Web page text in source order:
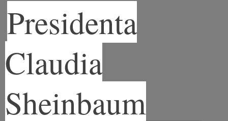
Presidenta
Claudia
Sheinbaum